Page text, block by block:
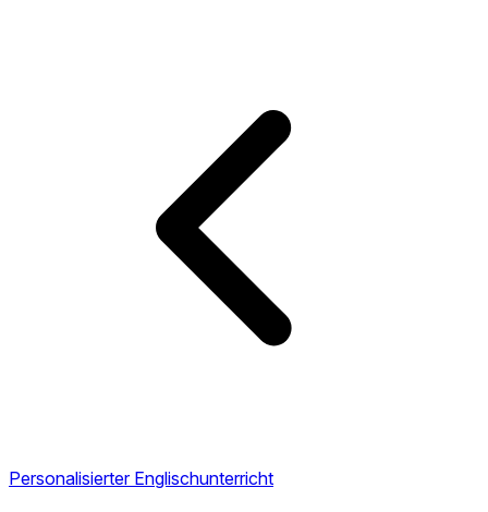
Personalisierter Englischunterricht